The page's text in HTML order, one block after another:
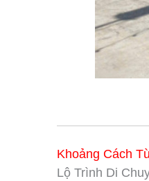
Khoảng Cách
Lộ Trình Di